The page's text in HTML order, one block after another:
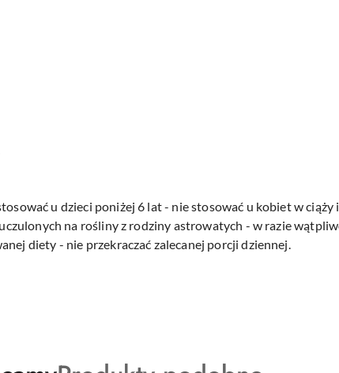
u dzieci poniżej 6 lat - nie stosować u kobiet w ciąży
na rośliny z rodziny astrowatych - w razie
diety - nie przekraczać zalecanej porcji dziennej.